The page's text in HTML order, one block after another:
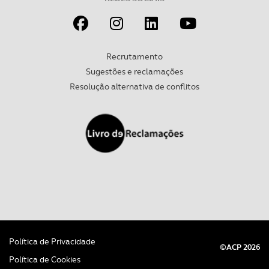
disponibilizados.
Consulte a política de cookies do site.
Recrutamento
Sugestões e reclamações
Resolução alternativa de conflitos
Política de Privacidade
Política de Cookies
©ACP 2026